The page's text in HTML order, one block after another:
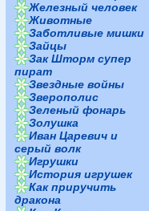
Железный человек
Животные
Заботливые мишки
Зайцы
Зак Шторм супер
пират
Звездные войны
Зверополис
Зеленый фонарь
Золушка
Иван Царевич и
серый волк
Игрушки
История игрушек
Как приручить
дракона